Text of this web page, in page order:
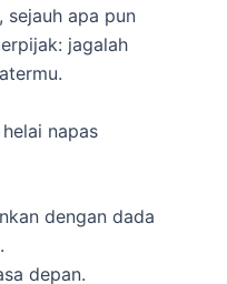
sejauh apa pun
jagalah
napas
dengan dada
depan.